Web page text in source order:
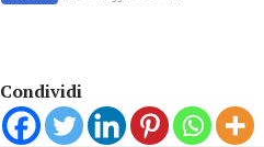
Condividi